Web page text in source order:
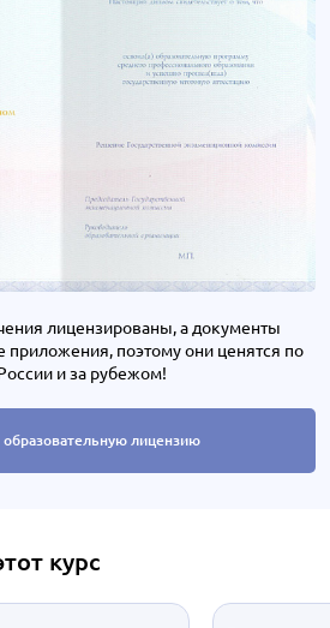
лицензированы, а документы
поэтому они ценятся по
и за рубежом!
лицензию
курс